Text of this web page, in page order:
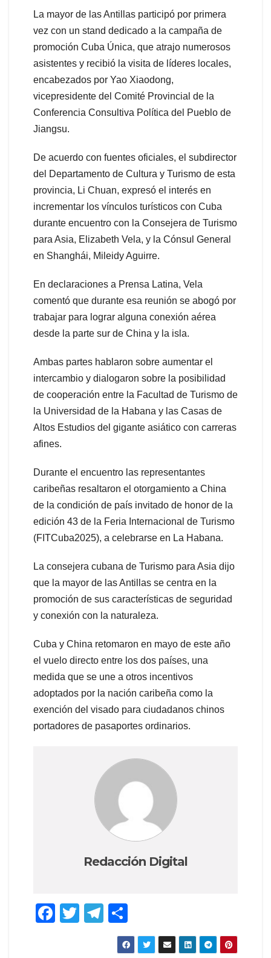
La mayor de las Antillas participó por primera
vez con un stand dedicado a la campaña de
promoción Cuba Única, que atrajo numerosos
asistentes y recibió la visita de líderes locales,
encabezados por Yao Xiaodong,
vicepresidente del Comité Provincial de la
Conferencia Consultiva Política del Pueblo de
Jiangsu.
De acuerdo con fuentes oficiales, el subdirector
del Departamento de Cultura y Turismo de esta
provincia, Li Chuan, expresó el interés en
incrementar los vínculos turísticos con Cuba
durante encuentro con la Consejera de Turismo
para Asia, Elizabeth Vela, y la Cónsul General
en Shanghái, Mileidy Aguirre.
En declaraciones a Prensa Latina, Vela
comentó que durante esa reunión se abogó por
trabajar para lograr alguna conexión aérea
desde la parte sur de China y la isla.
Ambas partes hablaron sobre aumentar el
intercambio y dialogaron sobre la posibilidad
de cooperación entre la Facultad de Turismo de
la Universidad de la Habana y las Casas de
Altos Estudios del gigante asiático con carreras
afines.
Durante el encuentro las representantes
caribeñas resaltaron el otorgamiento a China
de la condición de país invitado de honor de la
edición 43 de la Feria Internacional de Turismo
(FITCuba2025), a celebrarse en La Habana.
La consejera cubana de Turismo para Asia dijo
que la mayor de las Antillas se centra en la
promoción de sus características de seguridad
y conexión con la naturaleza.
Cuba y China retomaron en mayo de este año
el vuelo directo entre los dos países, una
medida que se une a otros incentivos
adoptados por la nación caribeña como la
exención del visado para ciudadanos chinos
portadores de pasaportes ordinarios.
Redacción Digital
F
T
T
el o
m